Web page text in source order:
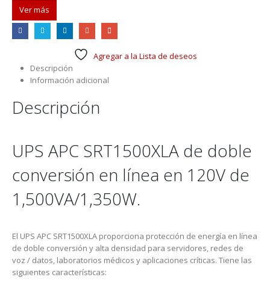
Ver más
Agregar a la Lista de deseos
Descripción
Información adicional
Descripción
UPS APC SRT1500XLA de doble
conversión en línea en 120V de
1,500VA/1,350W.
El UPS APC SRT1500XLA proporciona protección de energía en línea
de doble conversión y alta densidad para servidores, redes de
voz / datos, laboratorios médicos y aplicaciones críticas. Tiene las
siguientes características: